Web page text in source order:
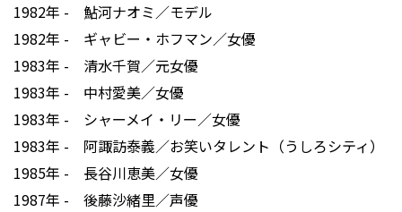
1982年 - 鮎河ナオミ／モデル
1982年 - ギャビー・ホフマン／女優
1983年 - 清水千賀／元女優
1983年 - 中村愛美／女優
1983年 - シャーメイ・リー／女優
1983年 - 阿諏訪泰義／お笑いタレント（うしろシティ）
1985年 - 長谷川恵美／女優
1987年 - 後藤沙緒里／声優